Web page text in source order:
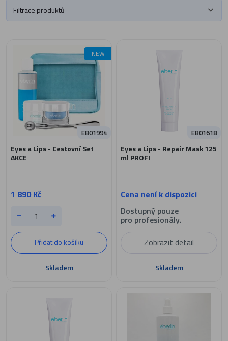
Filtrace produktů
NEW
Eyes a Lips - Cestovní Set
AKCE
1 890 Kč
EB01994
Přidat do košíku
Skladem
Eyes a Lips - Repair Mask 125
ml PROFI
Cena není k dispozici
EB01618
Dostupný pouze
pro profesionály.
Zobrazit detail
Skladem